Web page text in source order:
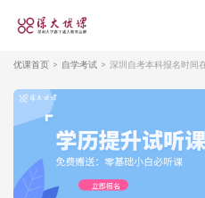
优课首页 自学考试 深圳自考本科报名时间